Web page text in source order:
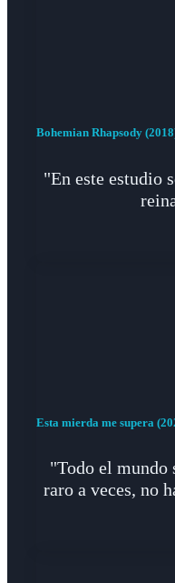
Bohemian Rhapsody
"En este estudio
Esta mierda me supera
"Todo el mundo
raro a veces, no